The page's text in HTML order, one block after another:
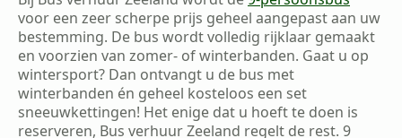
voor een zeer scherpe prijs geheel aangepast aan uw
bestemming. De bus wordt volledig rijklaar gemaakt
en voorzien van zomer- of winterbanden. Gaat u op
wintersport? Dan ontvangt u de bus met
winterbanden én geheel kosteloos een set
sneeuwkettingen! Het enige dat u hoeft te doen is
reserveren, Bus verhuur Zeeland regelt de rest. 9